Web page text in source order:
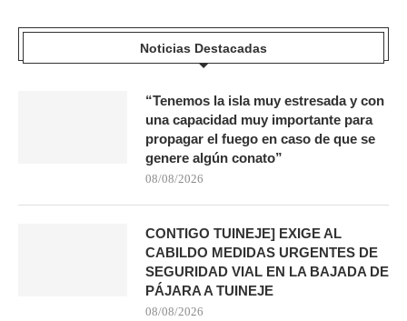
Noticias Destacadas
“Tenemos la isla muy estresada y con
una capacidad muy importante para
propagar el fuego en caso de que se
genere algún conato”
08/08/2026
CONTIGO TUINEJE] EXIGE AL
CABILDO MEDIDAS URGENTES DE
SEGURIDAD VIAL EN LA BAJADA DE
PÁJARA A TUINEJE
08/08/2026